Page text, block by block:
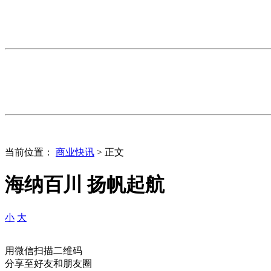
当前位置： 商业快讯 > 正文
海纳百川 扬帆起航
小 大
用微信扫描二维码
分享至好友和朋友圈